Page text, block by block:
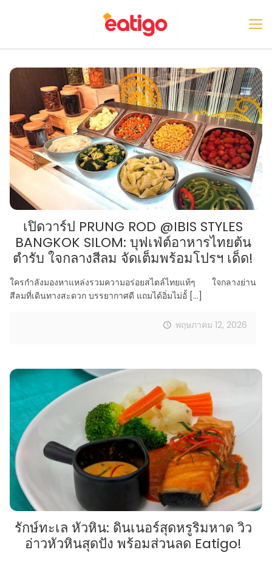
เปิดวาร์ป PRUNG ROD @IBIS STYLES
BANGKOK SILOM: บุฟเฟ่ต์อาหารไทยต้น
ตำรับ ใจกลางสีลม จัดเต็มพร้อมโปรฯ เด็ด!
ใครกำลังมองหาแหล่งรวมความอร่อยสไตล์ไทยแท้ๆ ใจกลางย่าน
สีลมที่เดินทางสะดวก บรรยากาศดี แถมได้อิ่มไม่อั้ […]
พฤษภาคม 12, 2026
รักษ์ทะเล หัวหิน: ดินเนอร์สุดหรูริมหาด วิว
อ่าวหัวหินสุดปัง พร้อมส่วนลด Eatigo!